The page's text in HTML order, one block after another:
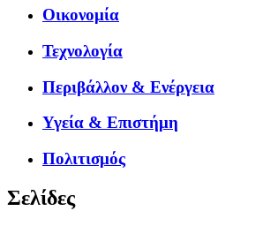
Οικονομία
Τεχνολογία
Περιβάλλον & Ενέργεια
Υγεία & Επιστήμη
Πολιτισμός
Σελίδες